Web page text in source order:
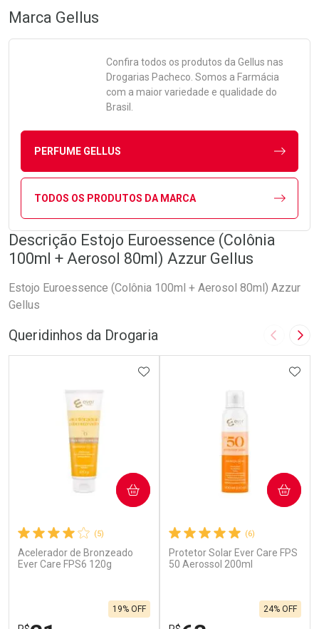
Marca Gellus
Confira todos os produtos da Gellus nas
Drogarias Pacheco. Somos a Farmácia
com a maior variedade e qualidade do
Brasil.
PERFUME GELLUS
TODOS OS PRODUTOS DA MARCA
Descrição Estojo Euroessence (Colônia
100ml + Aerosol 80ml) Azzur Gellus
Estojo Euroessence (Colônia 100ml + Aerosol 80ml) Azzur
Gellus
Queridinhos da Drogaria Imagem
(5)
Acelerador de Bronzeado
Ever Care FPS6 120g
19% OFF
ADICIONAR AOS FAVORITOS
COMPRAR
(6)
Protetor Solar Ever Care FPS
50 Aerossol 200ml
24% OFF
COMPRAR